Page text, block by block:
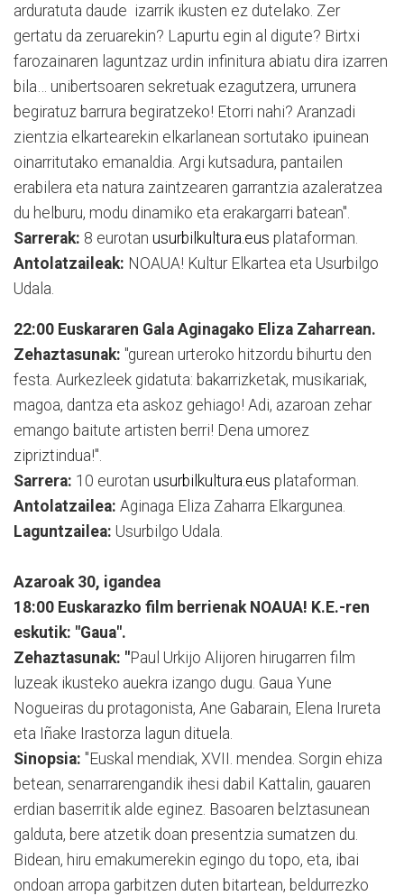
arduratuta daude izarrik ikusten ez dutelako. Zer
gertatu da zeruarekin? Lapurtu egin al digute? Birtxi
farozainaren laguntzaz urdin infinitura abiatu dira izarren
bila… unibertsoaren sekretuak ezagutzera, urrunera
begiratuz barrura begiratzeko! Etorri nahi? Aranzadi
zientzia elkartearekin elkarlanean sortutako ipuinean
oinarritutako emanaldia. Argi kutsadura, pantailen
erabilera eta natura zaintzearen garrantzia azaleratzea
du helburu, modu dinamiko eta erakargarri batean".
Sarrerak: 8 eurotan usurbilkultura.eus plataforman.
Antolatzaileak: NOAUA! Kultur Elkartea eta Usurbilgo
Udala.
22:00 Euskararen Gala Aginagako Eliza Zaharrean.
Zehaztasunak: "gurean urteroko hitzordu bihurtu den
festa. Aurkezleek gidatuta: bakarrizketak, musikariak,
magoa, dantza eta askoz gehiago! Adi, azaroan zehar
emango baitute artisten berri! Dena umorez
zipriztindua!".
Sarrera: 10 eurotan usurbilkultura.eus plataforman.
Antolatzailea: Aginaga Eliza Zaharra Elkargunea.
Laguntzailea: Usurbilgo Udala.
Azaroak 30, igandea
18:00 Euskarazko film berrienak NOAUA! K.E.-ren
eskutik: "Gaua".
Zehaztasunak: "Paul Urkijo Alijoren hirugarren film
luzeak ikusteko auekra izango dugu. Gaua Yune
Nogueiras du protagonista, Ane Gabarain, Elena Irureta
eta Iñake Irastorza lagun dituela.
Sinopsia: "Euskal mendiak, XVII. mendea. Sorgin ehiza
betean, senarrarengandik ihesi dabil Kattalin, gauaren
erdian baserritik alde eginez. Basoaren belztasunean
galduta, bere atzetik doan presentzia sumatzen du.
Bidean, hiru emakumerekin egingo du topo, eta, ibai
ondoan arropa garbitzen duten bitartean, beldurrezko